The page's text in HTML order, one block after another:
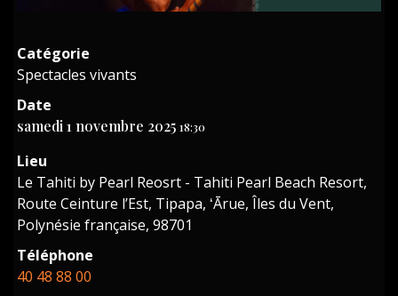
Catégorie
Spectacles vivants
Date
samedi 1 novembre 2025 18:30
Lieu
Le Tahiti by Pearl Reosrt - Tahiti Pearl Beach Resort,
Route Ceinture l’Est, Tipapa, ʻĀrue, Îles du Vent,
Polynésie française, 98701
Téléphone
40 48 88 00